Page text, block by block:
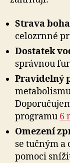
Strava
celozrnné
Dostatek
správnou
Pravidelný
programu 6
Omezení
se tučným
pomoci